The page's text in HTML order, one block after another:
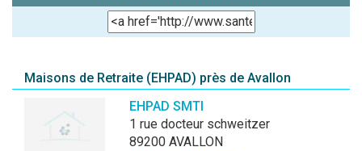
Maisons de Retraite (EHPAD) près de Avallon
EHPAD SMTI
1 rue docteur schweitzer
89200 AVALLON